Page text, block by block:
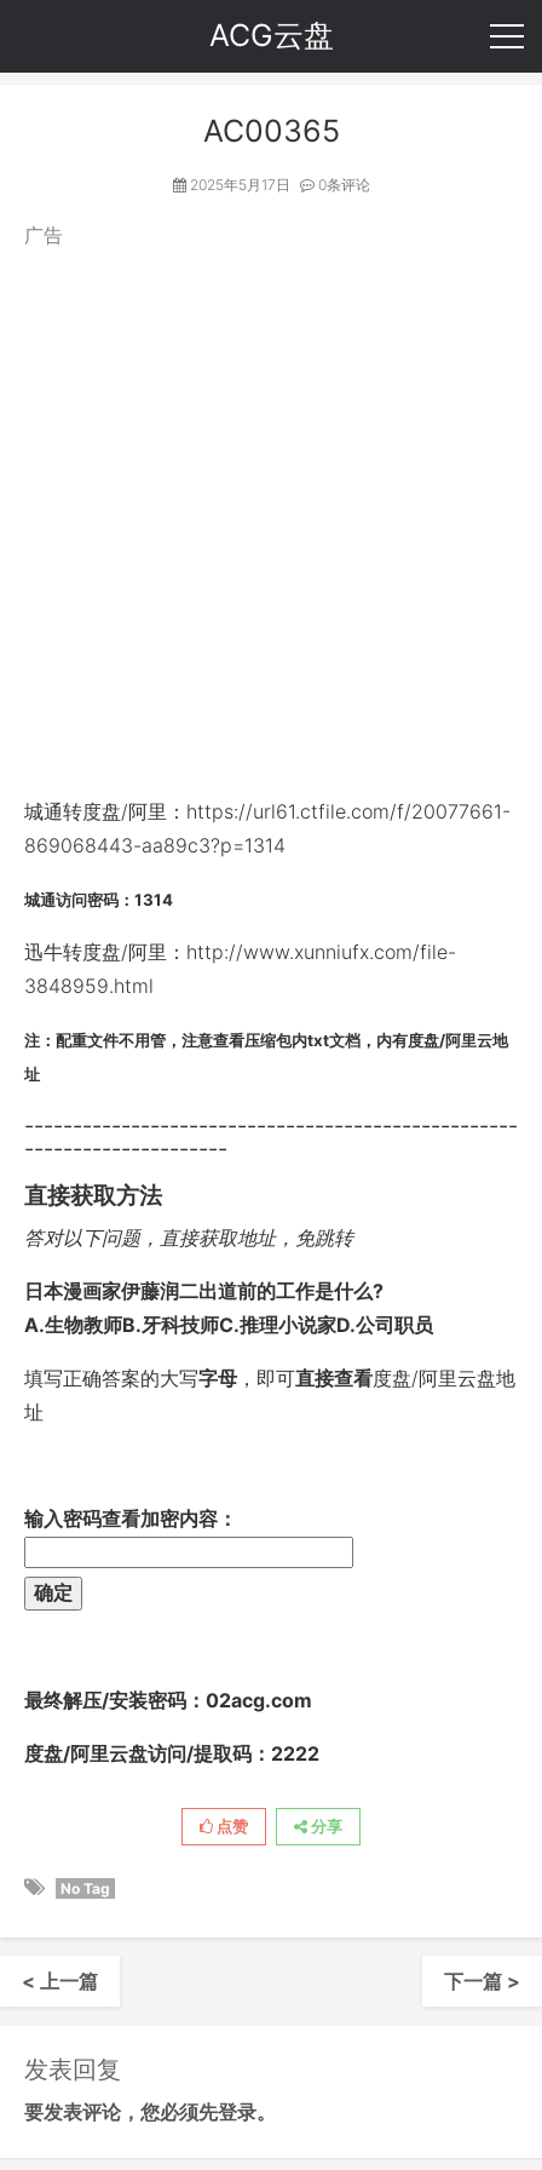
ACG云盘
AC00365
2025年5月17日 0条评论
广告
城通转度盘/阿里：https://url61.ctfile.com/f/20077661-
869068443-aa89c3?p=1314
城通访问密码：1314
迅牛转度盘/阿里：http://www.xunniufx.com/file-
3848959.html
注：配重文件不用管，注意查看压缩包内txt文档，内有度盘/阿里云地
址
---------------------------------------------------
---------------------
直接获取方法
答对以下问题，直接获取地址，免跳转
日本漫画家伊藤润二出道前的工作是什么?
A.生物教师B.牙科技师C.推理小说家D.公司职员
填写正确答案的大写字母 ，即可直接查看度盘/阿里云盘地
址
输入密码查看加密内容：
最终解压/安装密码 ：02acg.com
度盘/阿里云盘访问/提取码：2222
点赞 分享
No Tag
< 上一篇 下一篇 >
发表回复
要发表评论，您必须先登录。